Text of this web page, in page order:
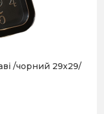
/чорний 29х29/